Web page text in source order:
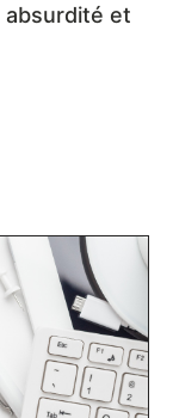
absurdité et